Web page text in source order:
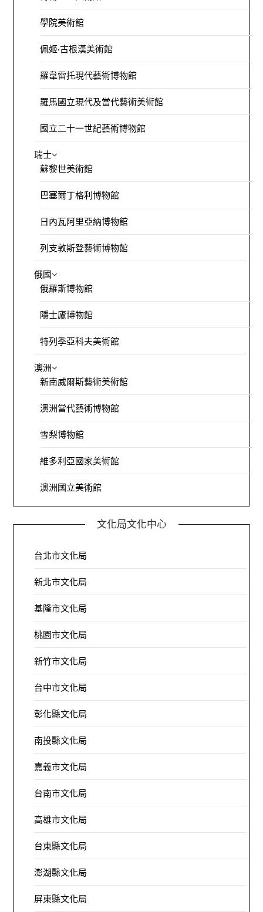
學院美術館
佩姬·古根漢美術館
羅韋雷托現代藝術博物館
羅馬國立現代及當代藝術美術館
國立二十一世紀藝術博物館
瑞士
蘇黎世美術館
巴塞爾丁格利博物館
日內瓦阿里亞納博物館
列支敦斯登藝術博物館
俄國
俄羅斯博物館
隱士廬博物館
特列季亞科夫美術館
澳洲
新南威爾斯藝術美術館
澳洲當代藝術博物館
雪梨博物館
維多利亞國家美術館
澳洲國立美術館
文化局文化中心
台北市文化局
新北市文化局
基隆市文化局
桃園市文化局
新竹市文化局
台中市文化局
彰化縣文化局
南投縣文化局
嘉義市文化局
台南市文化局
高雄市文化局
台東縣文化局
澎湖縣文化局
屏東縣文化局